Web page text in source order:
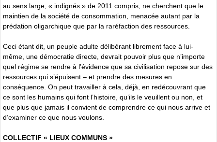
au sens large, « indignés » de 2011 compris, ne cherchent que le
maintien de la société de consommation, menacée autant par la
prédation oligarchique que par la raréfaction des ressources.
Ceci étant dit, un peuple adulte délibérant librement face à lui-
même, une démocratie directe, devrait pouvoir plus que n’importe
quel régime se rendre à l’évidence que sa civilisation repose sur des
ressources qui s’épuisent – et prendre des mesures en
conséquence. On peut travailler à cela, déjà, en redécouvrant que
ce sont les humains qui font l’histoire, qu’ils le veuillent ou non, et
que plus que jamais il convient de comprendre ce qui nous arrive et
d’examiner ce que nous voulons.
COLLECTIF « LIEUX COMMUNS »